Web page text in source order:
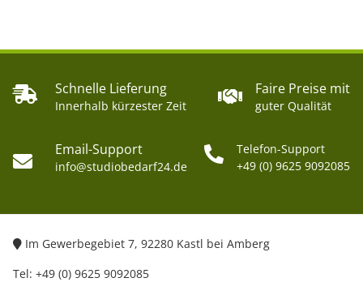
Schnelle Lieferung
Innerhalb kürzester Zeit
Faire Preise mit
guter Qualität
Email-Support
info@studiobedarf24.de
Telefon-Support
+49 (0) 9625 9092085
Im Gewerbegebiet 7, 92280 Kastl bei Amberg
Tel: +49 (0) 9625 9092085